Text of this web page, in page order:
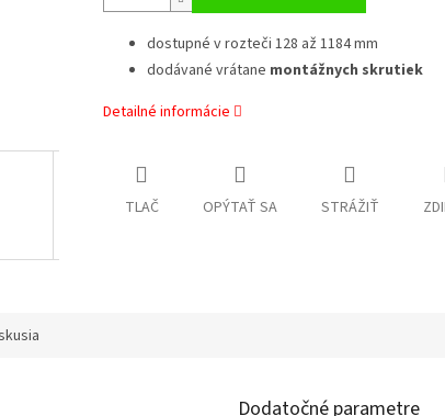
dostupné v rozteči 128 až 1184 mm
dodávané vrátane montážnych skrutiek
Detailné informácie
TLAČ OPÝTAŤ SA STRÁŽIŤ
Dodatočné parametre